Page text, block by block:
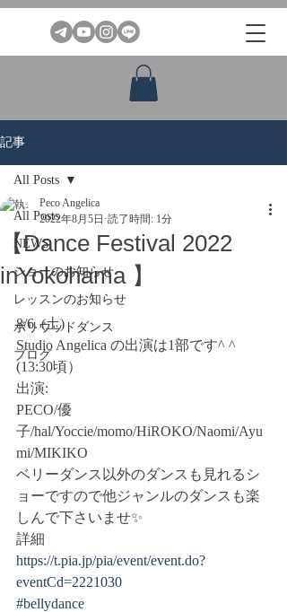
記事
All Posts
NEWS
ショーのお知らせ
レッスンのお知らせ
ボリウッドダンス
ブログ
All Posts
【Dance Festival 2022
inYokohama 】
Peco Angelica
2022年8月5日 読了時間: 1分
8/6. (土)
Studio Angelica の出演は1部です^ ^
(13:30頃）
出演:
PECO/優
子/hal/Yoccie/momo/HiROKO/Naomi/Ayu
mi/MIKIKO
ベリーダンス以外のダンスも見れるシ
ョーですので他ジャンルのダンスも楽
しんで下さいませ✨
詳細
https://t.pia.jp/pia/event/event.do?
eventCd=2221030
#bellydance